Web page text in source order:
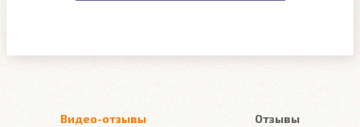
Видео-отзывы Отзывы